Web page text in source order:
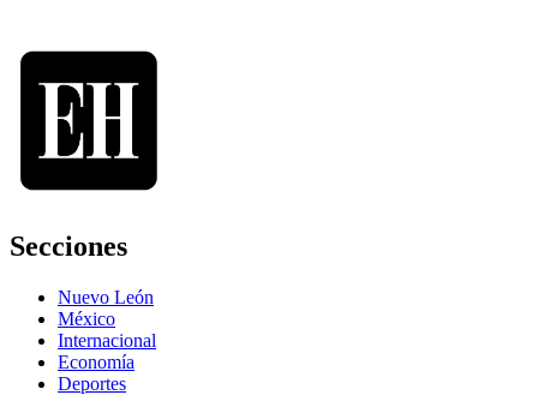
Secciones
Nuevo León
México
Internacional
Economía
Deportes